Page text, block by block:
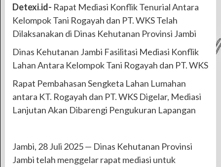
Detexi.id- Rapat Mediasi Konflik Tenurial Antara
Kelompok Tani Rogayah dan PT. WKS Telah
Dilaksanakan di Dinas Kehutanan Provinsi Jambi
Dinas Kehutanan Jambi Fasilitasi Mediasi Konflik
Lahan Antara Kelompok Tani Rogayah dan PT. WKS
Rapat Pembahasan Sengketa Lahan Lumahan
antara KT. Rogayah dan PT. WKS Digelar, Mediasi
Lanjutan Akan Dibarengi Pengukuran Lapangan
Jambi, 28 Juli 2025 — Dinas Kehutanan Provinsi
Jambi telah menggelar rapat mediasi untuk